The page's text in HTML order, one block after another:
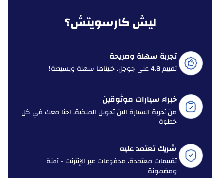
ليش كارسويتش؟
تجربة سهلة ومريحة
تقييم 4.8 على جوجل. خليناها سهلة وبسيطة!
خبراء سيارات موثوقين
من تجربة السيارة الين تحويل الملكية. احنا معك في كل
خطوة
شريك تعتمد عليه
تقييمات معتمدة، مدفوعات عبر الإنترنت - آمنة
ومضمونة